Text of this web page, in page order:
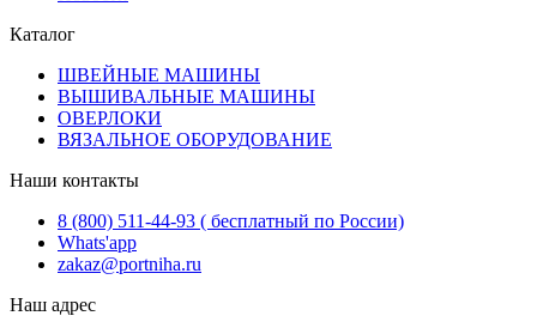
Каталог
ШВЕЙНЫЕ МАШИНЫ
ВЫШИВАЛЬНЫЕ МАШИНЫ
ОВЕРЛОКИ
ВЯЗАЛЬНОЕ ОБОРУДОВАНИЕ
Наши контакты
8 (800) 511-44-93 ( бесплатный по России)
Whats'app
zakaz@portniha.ru
Наш адрес